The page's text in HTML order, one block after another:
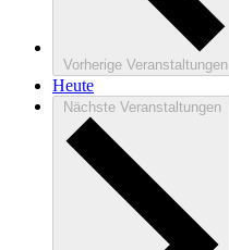
Vorherige Veranstaltungen
Heute
Nächste Veranstaltungen